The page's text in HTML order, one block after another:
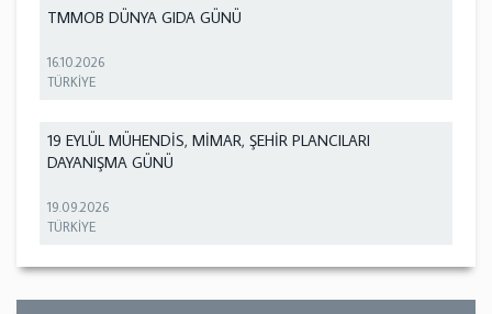
TMMOB DÜNYA GIDA GÜNÜ
16.10.2026
TÜRKİYE
19 EYLÜL MÜHENDİS, MİMAR, ŞEHİR PLANCILARI
DAYANIŞMA GÜNÜ
19.09.2026
TÜRKİYE